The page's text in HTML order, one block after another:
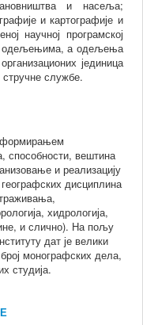
и насеља;
и картографије и
научној програмској
одељењима, а одељења
јединица
стручне службе.
способности, вештина
и реализацију
дисциплина
хидрологија,
и слично). На пољу
дат је велики
монографских дела,
студија.